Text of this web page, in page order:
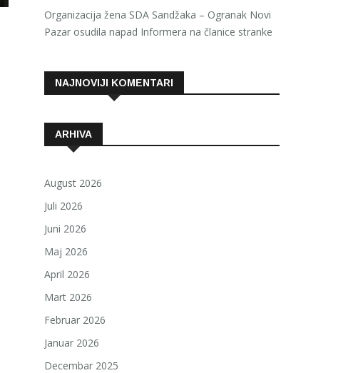
Organizacija žena SDA Sandžaka – Ogranak Novi
Pazar osudila napad Informera na članice stranke
NAJNOVIJI KOMENTARI
ARHIVA
August 2026
Juli 2026
Juni 2026
Maj 2026
April 2026
Mart 2026
Februar 2026
Januar 2026
Decembar 2025